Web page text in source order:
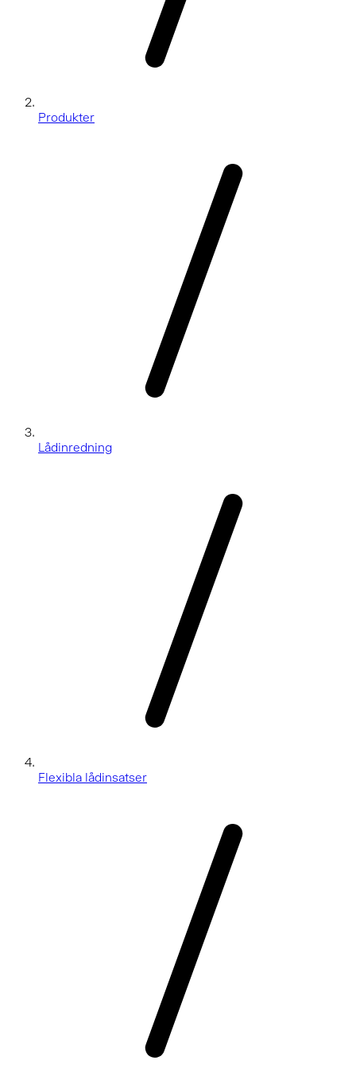
Produkter
Lådinredning
Flexibla lådinsatser